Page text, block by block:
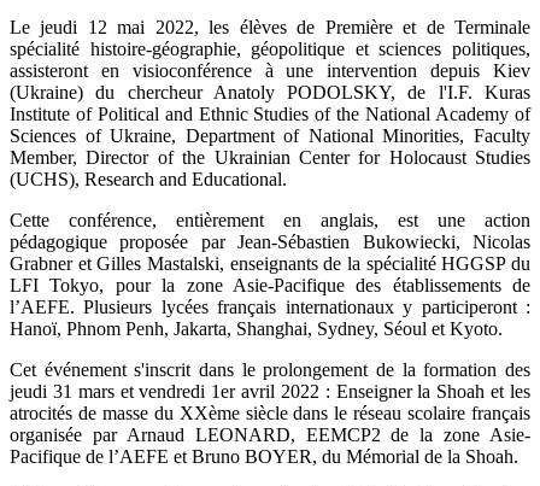
Le jeudi 12 mai 2022, les élèves de Première et de Terminale
spécialité histoire-géographie, géopolitique et sciences politiques,
assisteront en visioconférence à une intervention depuis Kiev
(Ukraine) du chercheur Anatoly PODOLSKY, de l'I.F. Kuras
Institute of Political and Ethnic Studies of the National Academy of
Sciences of Ukraine, Department of National Minorities, Faculty
Member, Director of the Ukrainian Center for Holocaust Studies
(UCHS), Research and Educational.
Cette conférence, entièrement en anglais, est une action
pédagogique proposée par Jean-Sébastien Bukowiecki, Nicolas
Grabner et Gilles Mastalski, enseignants de la spécialité HGGSP du
LFI Tokyo, pour la zone Asie-Pacifique des établissements de
l’AEFE. Plusieurs lycées français internationaux y participeront :
Hanoï, Phnom Penh, Jakarta, Shanghai, Sydney, Séoul et Kyoto.
Cet événement s'inscrit dans le prolongement de la formation des
jeudi 31 mars et vendredi 1er avril 2022 : Enseigner la Shoah et les
atrocités de masse du XXème siècle dans le réseau scolaire français
organisée par Arnaud LEONARD, EEMCP2 de la zone Asie-
Pacifique de l’AEFE et Bruno BOYER, du Mémorial de la Shoah.